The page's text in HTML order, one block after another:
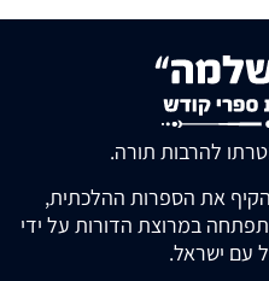
להרבות תורה.
את הספרות ההלכתית,
במרוצת הדורות על ידי
עם ישראל.